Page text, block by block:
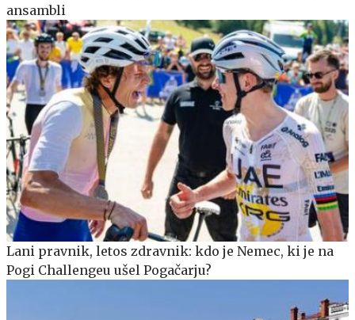
ansambli
Lani pravnik, letos zdravnik: kdo je Nemec, ki je na
Pogi Challengeu ušel Pogačarju?